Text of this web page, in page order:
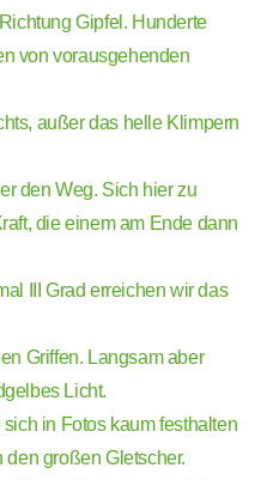
Gipfel. Hunderte
von vorausgehenden
außer das helle Klimpern
den Weg. Sich hier zu
die einem am Ende dann
III Grad erreichen wir das
Griffen. Langsam aber
Licht.
in Fotos kaum festhalten
den großen Gletscher.